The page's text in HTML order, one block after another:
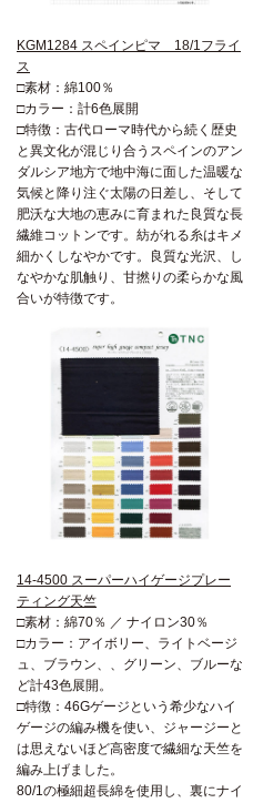
KGM1284 スペインピマ 18/1フライ
ス
□素材：綿100％
□カラー：計6色展開
□特徴：古代ローマ時代から続く歴史
と異文化が混じり合うスペインのアン
ダルシア地方で地中海に面した温暖な
気候と降り注ぐ太陽の日差し、そして
肥沃な大地の恵みに育まれた良質な長
繊維コットンです。紡がれる糸はキメ
細かくしなやかです。良質な光沢、し
なやかな肌触り、甘撚りの柔らかな風
合いが特徴です。
14-4500 スーパーハイゲージプレー
ティング天竺
□素材：綿70％ ／ ナイロン30％
□カラー：アイボリー、ライトベージ
ュ、ブラウン、、グリーン、ブルーな
ど計43色展開。
□特徴：46Gゲージという希少なハイ
ゲージの編み機を使い、ジャージーと
は思えないほど高密度で繊細な天竺を
編み上げました。
80/1の極細超長綿を使用し、裏にナイ